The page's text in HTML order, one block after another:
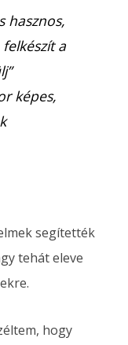
hasznos,
a
képes,
segítették
tehát eleve
hogy